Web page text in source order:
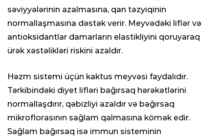
səviyyələrinin azalmasına, qan təzyiqinin
normallaşmasına dəstək verir. Meyvədəki liflər və
antioksidantlar damarların elastikliyini qoruyaraq
ürək xəstəlikləri riskini azaldır.
Həzm sistemi üçün kaktus meyvəsi faydalıdır.
Tərkibindəki diyet lifləri bağırsaq hərəkətlərini
normallaşdırır, qəbizliyi azaldır və bağırsaq
mikroflorasının sağlam qalmasına kömək edir.
Sağlam bağırsaq isə immun sisteminin